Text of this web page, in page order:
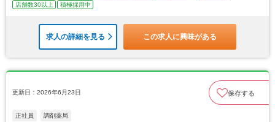
店舗数30以上
積極採用中
求人の詳細を見る この求人に興味がある
更新日：2026年6月23日 保存する
正社員 調剤薬局